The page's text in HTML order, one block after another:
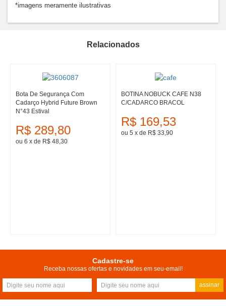
*imagens meramente ilustrativas
Relacionados
Bota De Segurança Com
Cadarço Hybrid Future Brown
N°43 Estival
R$ 289,80
ou 6 x de R$ 48,30
BOTINA NOBUCK CAFE N38
C/CADARCO BRACOL
R$ 169,53
ou 5 x de R$ 33,90
Cadastre-se
Receba nossas ofertas e novidades em seu-email!
assinar